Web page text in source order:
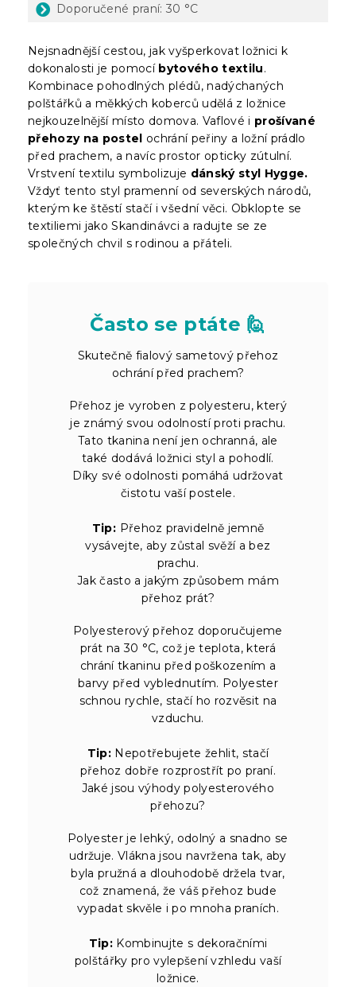
Doporučené praní: 30 °C
Nejsnadnější cestou, jak vyšperkovat ložnici k
dokonalosti je pomocí bytového textilu.
Kombinace pohodlných plédů, nadýchaných
polštářků a měkkých koberců udělá z ložnice
nejkouzelnější místo domova. Vaflové i prošívané
přehozy na postel ochrání peřiny a ložní prádlo
před prachem, a navíc prostor opticky zútulní.
Vrstvení textilu symbolizuje dánský styl Hygge.
Vždyť tento styl pramenní od severských národů,
kterým ke štěstí stačí i všední věci. Obklopte se
textiliemi jako Skandinávci a radujte se ze
společných chvil s rodinou a přáteli.
Často se ptáte 🙋
Skutečně fialový sametový přehoz
ochrání před prachem?
Přehoz je vyroben z polyesteru, který
je známý svou odolností proti prachu.
Tato tkanina není jen ochranná, ale
také dodává ložnici styl a pohodlí.
Díky své odolnosti pomáhá udržovat
čistotu vaší postele.
Tip: Přehoz pravidelně jemně
vysávejte, aby zůstal svěží a bez
prachu.
Jak často a jakým způsobem mám
přehoz prát?
Polyesterový přehoz doporučujeme
prát na 30 °C, což je teplota, která
chrání tkaninu před poškozením a
barvy před vyblednutím. Polyester
schnou rychle, stačí ho rozvěsit na
vzduchu.
Tip: Nepotřebujete žehlit, stačí
přehoz dobře rozprostřít po praní.
Jaké jsou výhody polyesterového
přehozu?
Polyester je lehký, odolný a snadno se
udržuje. Vlákna jsou navržena tak, aby
byla pružná a dlouhodobě držela tvar,
což znamená, že váš přehoz bude
vypadat skvěle i po mnoha praních.
Tip: Kombinujte s dekoračními
polštářky pro vylepšení vzhledu vaší
ložnice.